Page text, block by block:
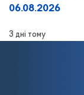
06.08.2026
3 дні тому